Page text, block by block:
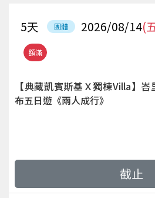
額滿
團體 2026/08/14(
5天
【典藏凱賓斯基Ｘ獨棟Villa】
布五日遊《兩人成行》
截止